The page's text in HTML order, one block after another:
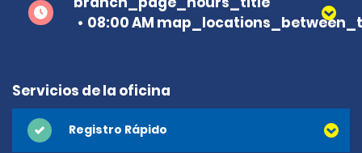
08:00 AM
Servicios de la oficina
Registro Rápido